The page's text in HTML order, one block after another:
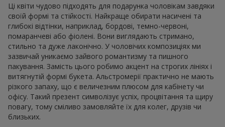
Ці квіти чудово підходять для подарунка чоловікам завдяки
своїй формі та стійкості. Найкраще обирати насичені та
глибокі відтінки, наприклад, бордові, темно-червоні,
помаранчеві або фіолені. Вони виглядають стримано,
стильно та дуже лаконічно. У чоловічих композиціях ми
зазвичай уникаємо зайвого романтизму та пишного
пакування. Замість цього робимо акцент на строгих лініях і
витягнутій формі букета. Альстромерії практично не мають
різкого запаху, що є величезним плюсом для кабінету чи
офісу. Такий презент символізує успіх, процвітання та щиру
повагу, тому сміливо замовляйте їх для колег, друзів чи
близьких.